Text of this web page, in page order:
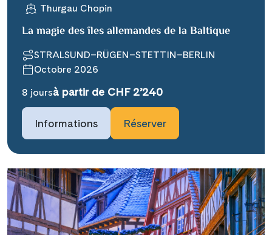
Thurgau Chopin
La magie des îles allemandes de la Baltique
STRALSUND–RÜGEN–STETTIN–BERLIN
Octobre 2026
8 joursà partir de CHF 2’240
Informations Réserver